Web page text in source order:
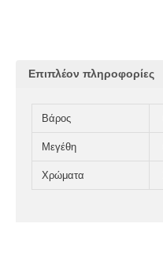
Επιπλέον πληροφορίες
Βάρος
Μεγέθη
Χρώματα